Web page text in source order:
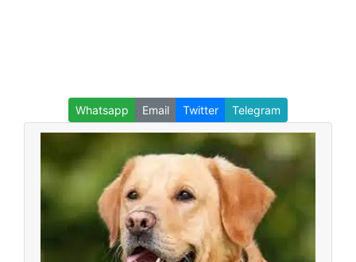
Whatsapp Email Twitter Telegram